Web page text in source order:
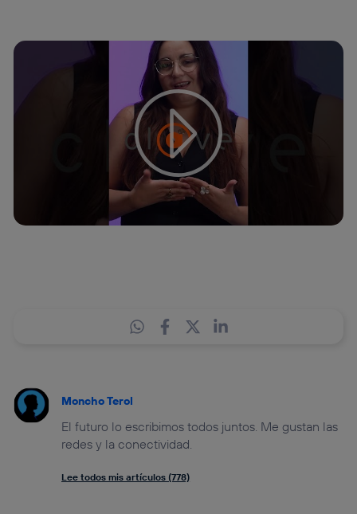
Moncho Terol
El futuro lo escribimos todos juntos. Me gustan las
redes y la conectividad.
Lee todos mis artículos (778)